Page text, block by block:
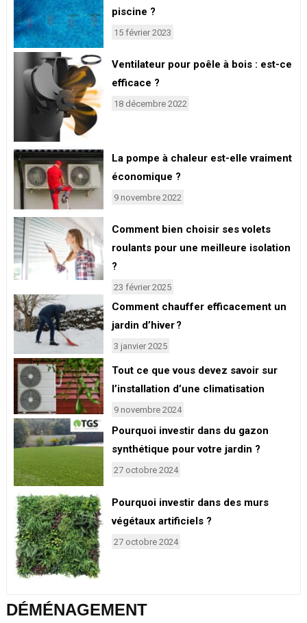
piscine ?
15 février 2023
Ventilateur pour poêle à bois : est-ce
efficace ?
18 décembre 2022
La pompe à chaleur est-elle vraiment
économique ?
9 novembre 2022
Comment bien choisir ses volets
roulants pour une meilleure isolation
?
23 février 2025
Comment chauffer efficacement un
jardin d’hiver ?
3 janvier 2025
Tout ce que vous devez savoir sur
l’installation d’une climatisation
9 novembre 2024
Pourquoi investir dans du gazon
synthétique pour votre jardin ?
27 octobre 2024
Pourquoi investir dans des murs
végétaux artificiels ?
27 octobre 2024
DÉMÉNAGEMENT